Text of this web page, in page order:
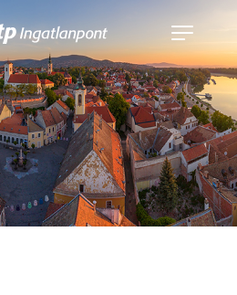
Navigáció
kinyitása